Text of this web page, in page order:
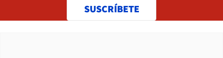
SUSCRÍBETE